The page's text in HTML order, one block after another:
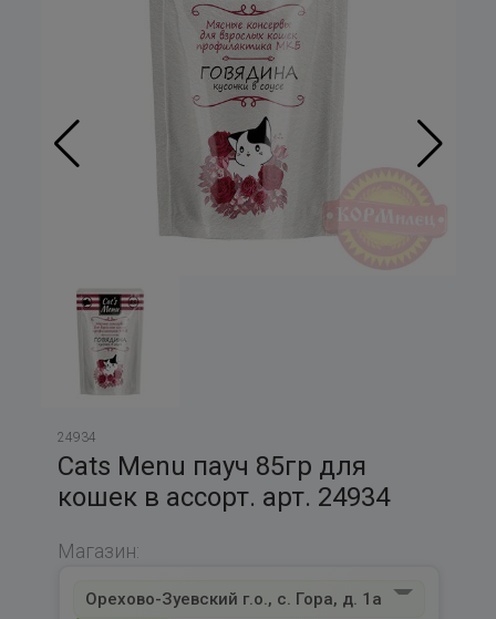
24934
Cats Menu пауч 85гр для
кошек в ассорт. арт. 24934
Магазин:
Орехово-Зуевский г.о., с. Гора, д. 1а